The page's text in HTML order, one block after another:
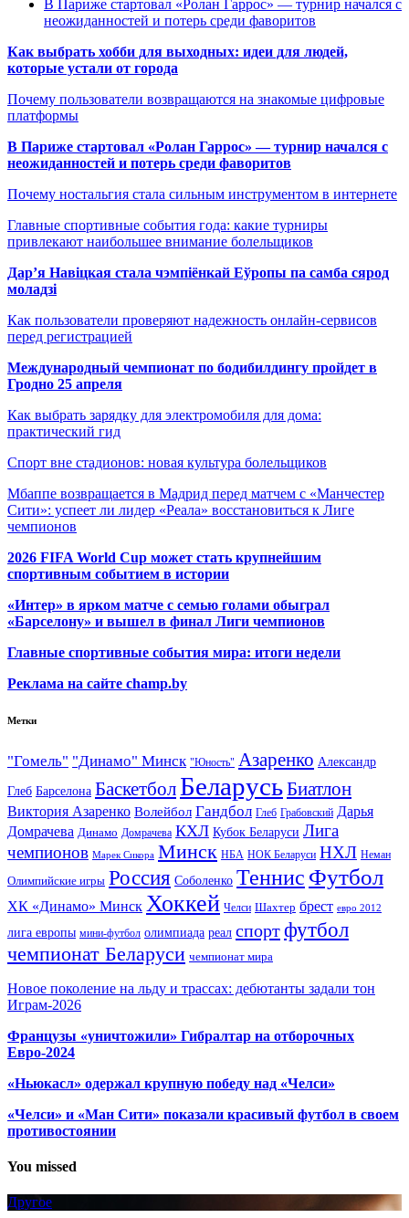
В Париже стартовал «Ролан Гаррос» — турнир начался с
неожиданностей и потерь среди фаворитов
Как выбрать хобби для выходных: идеи для людей,
которые устали от города
Почему пользователи возвращаются на знакомые цифровые
платформы
В Париже стартовал «Ролан Гаррос» — турнир начался с
неожиданностей и потерь среди фаворитов
Почему ностальгия стала сильным инструментом в интернете
Главные спортивные события года: какие турниры
привлекают наибольшее внимание болельщиков
Дар’я Навіцкая стала чэмпіёнкай Еўропы па самба сярод
моладзі
Как пользователи проверяют надежность онлайн-сервисов
перед регистрацией
Международный чемпионат по бодибилдингу пройдет в
Гродно 25 апреля
Как выбрать зарядку для электромобиля для дома:
практический гид
Спорт вне стадионов: новая культура болельщиков
Мбаппе возвращается в Мадрид перед матчем с «Манчестер
Сити»: успеет ли лидер «Реала» восстановиться к Лиге
чемпионов
2026 FIFA World Cup может стать крупнейшим
спортивным событием в истории
«Интер» в ярком матче с семью голами обыграл
«Барселону» и вышел в финал Лиги чемпионов
Главные спортивные события мира: итоги недели
Реклама на сайте champ.by
Метки
"Гомель" "Динамо" Минск "Юность" Азаренко Александр
Глеб Барселона Баскетбол БеларусьБиатлон
Виктория Азаренко Волейбол Гандбол Глеб Грабовский Дарья
Домрачева Динамо Домрачева КХЛ Кубок Беларуси Лига
чемпионов Марек Сикора Минск НБА НОК Беларуси НХЛ Неман
Олимпийские игры Россия Соболенко Теннис Футбол
ХК «Динамо» Минск Хоккей Челси Шахтер брест евро 2012
лига европы мини-футбол олимпиада реал спортфутбол
чемпионат Беларуси чемпионат мира
Новое поколение на льду и трассах: дебютанты задали тон
Играм-2026
Французы «уничтожили» Гибралтар на отборочных
Евро-2024
«Ньюкасл» одержал крупную победу над «Челси»
«Челси» и «Ман Сити» показали красивый футбол в своем
противостоянии
You missed
Другое